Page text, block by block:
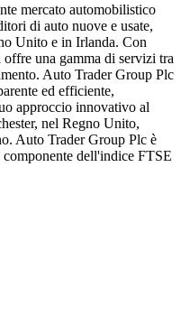
mercato automobilistico
di auto nuove e usate,
Unito e in Irlanda. Con
una gamma di servizi tra
Auto Trader Group Plc
ed efficiente,
approccio innovativo al
nel Regno Unito,
Auto Trader Group Plc è
dell'indice FTSE